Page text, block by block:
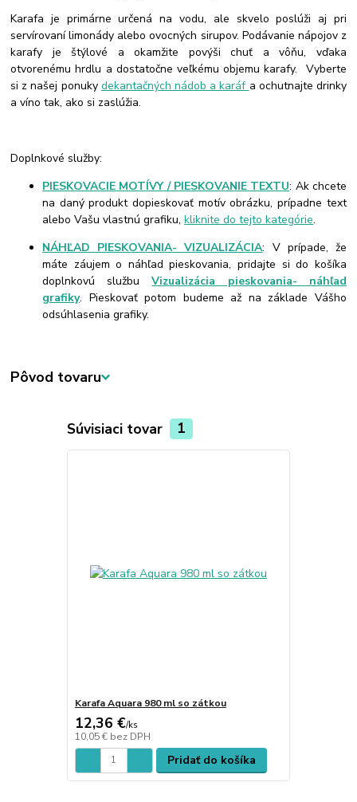
Karafa je primárne určená na vodu, ale skvelo poslúži aj pri
servírovaní limonády alebo ovocných sirupov. Podávanie nápojov z
karafy je štýlové a okamžite povýši chuť a vôňu, vďaka
otvorenému hrdlu a dostatočne veľkému objemu karafy. Vyberte
si z našej ponuky dekantačných nádob a karáf a ochutnajte drinky
a víno tak, ako si zaslúžia.
Doplnkové služby:
PIESKOVACIE MOTÍVY / PIESKOVANIE TEXTU: Ak chcete
na daný produkt dopieskovať motív obrázku, prípadne text
alebo Vašu vlastnú grafiku,kliknite do tejto kategórie.
NÁHĽAD PIESKOVANIA- VIZUALIZÁCIA: V prípade, že
máte záujem o náhľad pieskovania, pridajte si do košíka
doplnkovú službuVizualizácia pieskovania- náhľad
grafiky. Pieskovať potom budeme až na základe Vášho
odsúhlasenia grafiky.
Pôvod tovaru
Súvisiaci tovar 1
Karafa Aquara 980 ml so zátkou
12,36 €/ks
10,05 € bez DPH
Pridať do košíka